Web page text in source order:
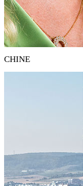
CHINE